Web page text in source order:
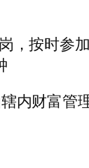
按时参
内财富